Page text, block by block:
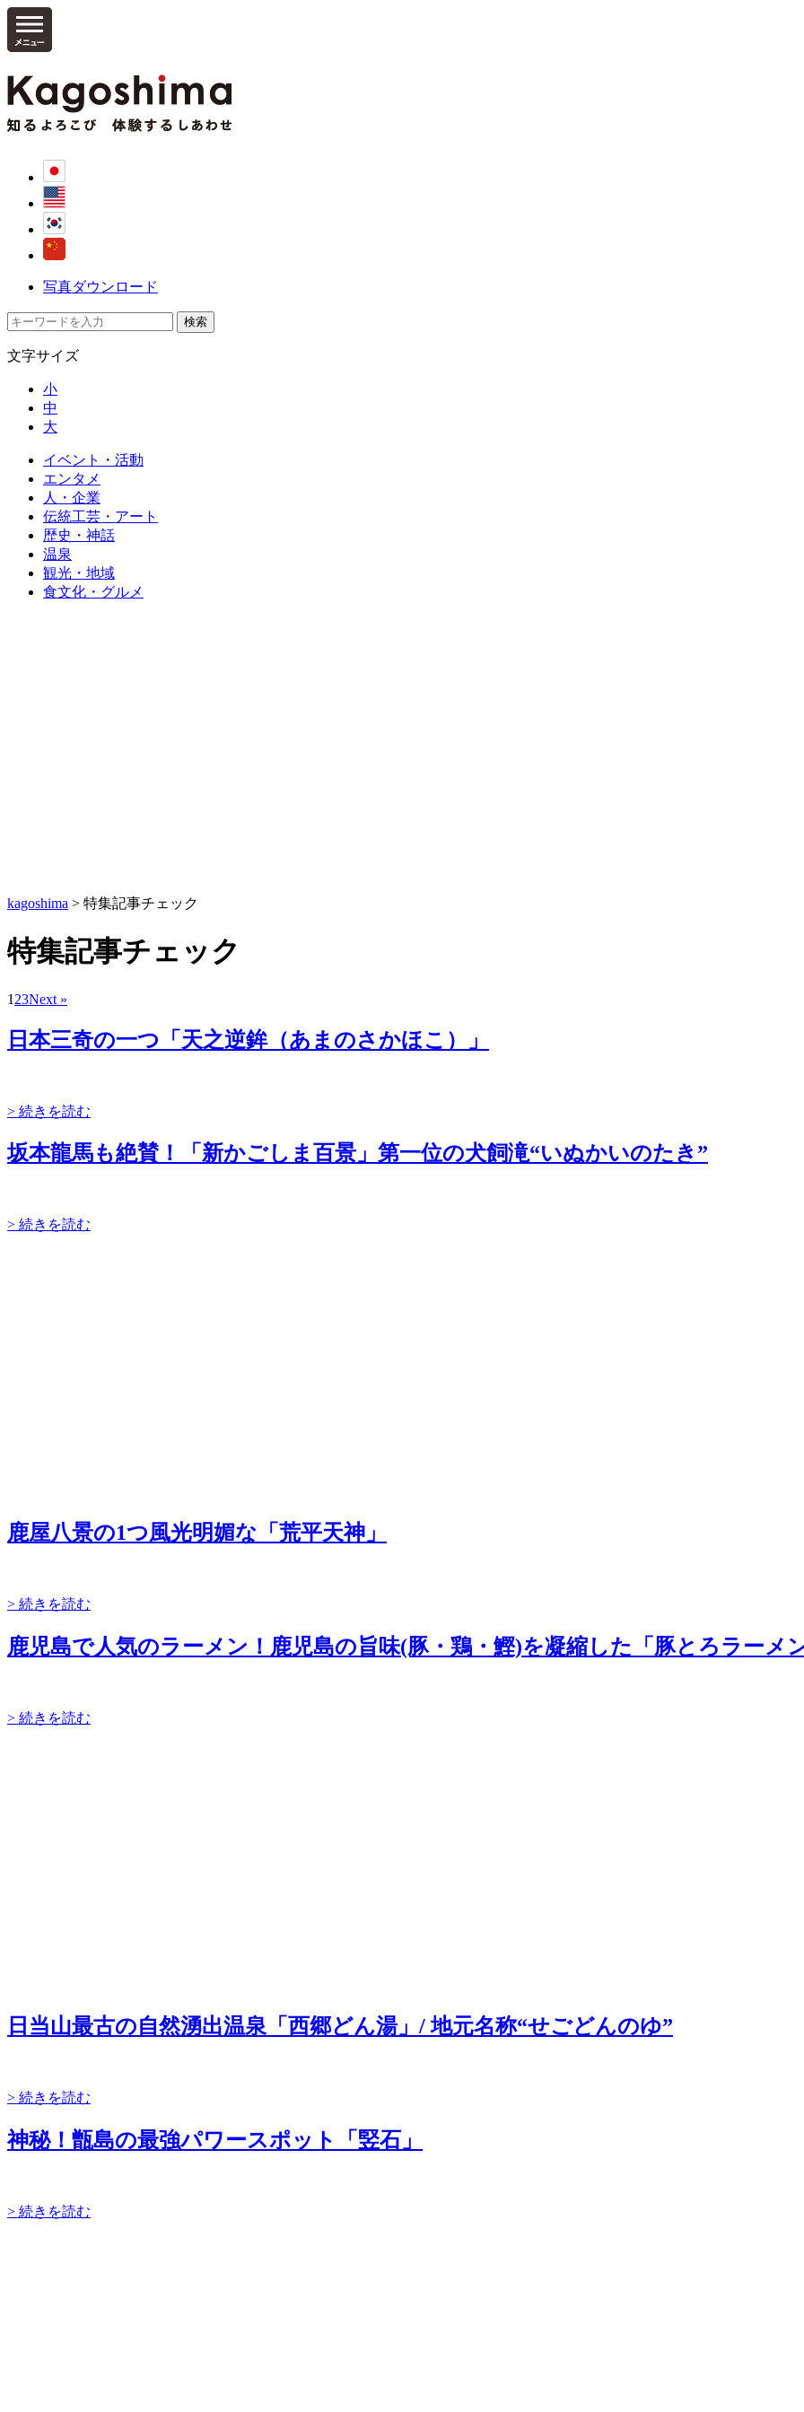
写真ダウンロード
文字サイズ
小
中
大
イベント・活動
エンタメ
人・企業
伝統工芸・アート
歴史・神話
温泉
観光・地域
食文化・グルメ
kagoshima > 特集記事チェック
特集記事チェック
1 23Next »
日本三奇の一つ「天之逆鉾（あまのさかほこ）」
> 続きを読む
坂本龍馬も絶賛！「新かごしま百景」第一位の犬飼滝“いぬかいのたき”
> 続きを読む
鹿屋八景の1つ風光明媚な「荒平天神」
> 続きを読む
鹿児島で人気のラーメン！鹿児島の旨味(豚・鶏・鰹)を凝縮した「豚とろラーメ
> 続きを読む
日当山最古の自然湧出温泉「西郷どん湯」/ 地元名称“せごどんのゆ”
> 続きを読む
神秘！甑島の最強パワースポット「竪石」
> 続きを読む